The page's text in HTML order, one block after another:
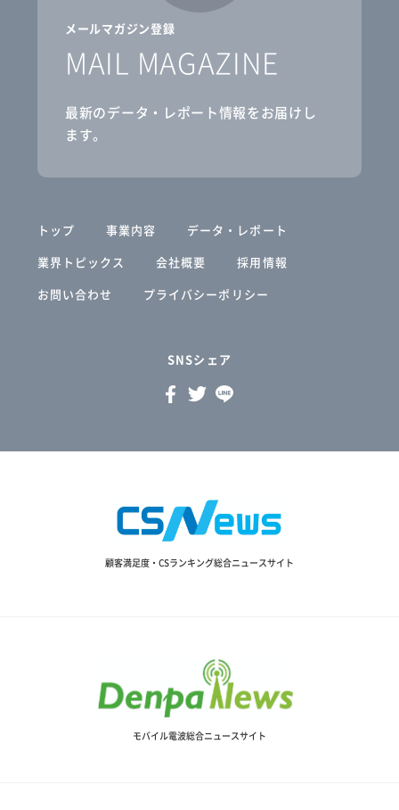
メールマガジン登録
MAIL MAGAZINE
最新のデータ・レポート情報をお届けし
ます。
トップ 事業内容
データ・レポート
業界トピックス
会社概要
採用情報
お問い合わせ
プライバシーポリシー
SNSシェア
顧客満足度・CSランキング総合ニュースサイト
モバイル電波総合ニュースサイト